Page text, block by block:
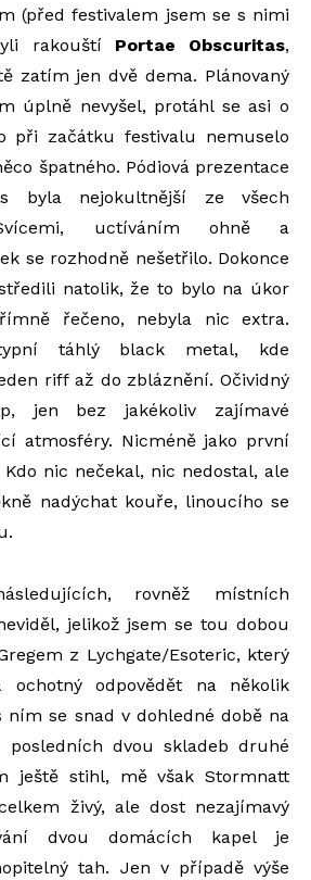
(před festivalem jsem se s nimi
rakouští Portae Obscuritas,
zatím jen dvě dema. Plánovaný
úplně nevyšel, protáhl se asi o
při začátku festivalu nemuselo
špatného. Pódiová prezentace
byla nejokultnější ze všech
uctíváním ohně a
se rozhodně nešetřilo. Dokonce
natolik, že to bylo na úkor
řečeno, nebyla nic extra.
táhlý black metal, kde
riff až do zbláznění. Očividný
jen bez jakékoliv zajímavé
atmosféry. Nicméně jako první
nic nečekal, nic nedostal, ale
nadýchat kouře, linoucího se
rovněž místních
jelikož jsem se tou dobou
z Lychgate/Esoteric, který
odpovědět na několik
ním se snad v dohledné době na
posledních dvou skladeb druhé
ještě stihl, mě však Stormnatt
živý, ale dost nezajímavý
dvou domácích kapel je
tah. Jen v případě výše